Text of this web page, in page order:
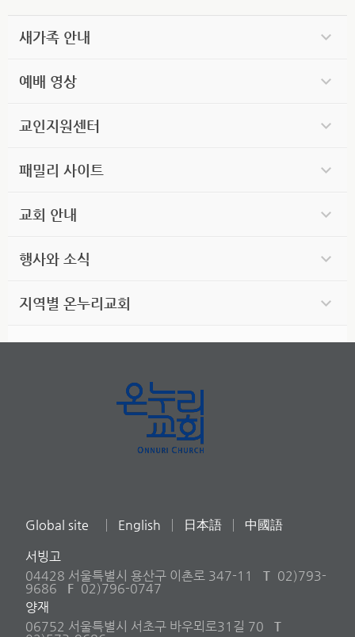
새가족 안내
예배 영상
교인지원센터
패밀리 사이트
교회 안내
행사와 소식
지역별 온누리교회
Global site English 日本語 中國語
서빙고
04428 서울특별시 용산구 이촌로 347-11
T 02)793-
9686
F 02)796-0747
양재
06752 서울특별시 서초구 바우뫼로31길 70
T